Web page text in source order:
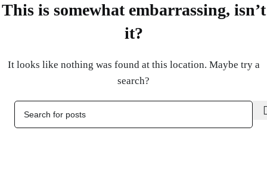
This is somewhat embarrassing, isn’t
it?
It looks like nothing was found at this location. Maybe try a
search?